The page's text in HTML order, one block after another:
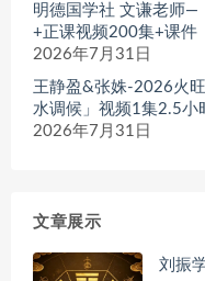
明德国学社 文谦老师—
+正课视频200集+课件
2026年7月31日
王静盈&张姝-2026火
水调候」视频1集2.5小
2026年7月31日
文章展示
刘振